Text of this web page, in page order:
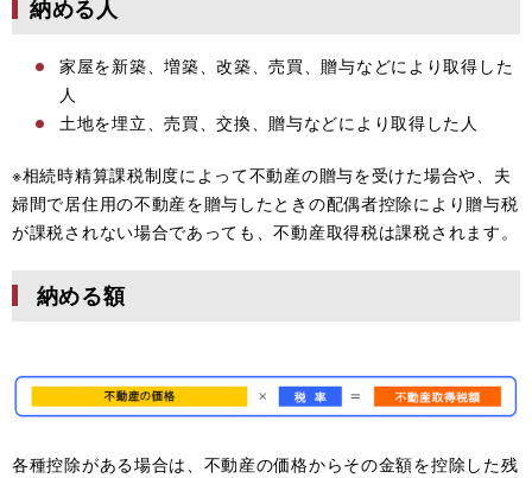
納める人
家屋を新築、増築、改築、売買、贈与などにより取得した
人
土地を埋立、売買、交換、贈与などにより取得した人
※相続時精算課税制度によって不動産の贈与を受けた場合や、夫
婦間で居住用の不動産を贈与したときの配偶者控除により贈与税
が課税されない場合であっても、不動産取得税は課税されます。
納める額
各種控除がある場合は、不動産の価格からその金額を控除した残